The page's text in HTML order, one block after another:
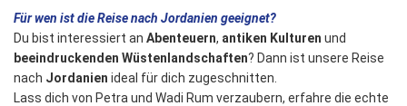
Für wen ist die Reise nach Jordanien geeignet?
Du bist interessiert an Abenteuern, antiken Kulturen und
beeindruckenden Wüstenlandschaften? Dann ist unsere Reise
nach Jordanien ideal für dich zugeschnitten.
Lass dich von Petra und Wadi Rum verzaubern, erfahre die echte